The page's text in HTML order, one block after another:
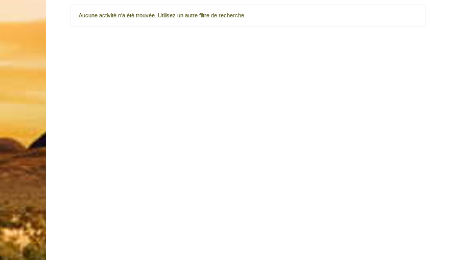
Aucune activité n'a été trouvée. Utilisez un autre filtre de recherche.